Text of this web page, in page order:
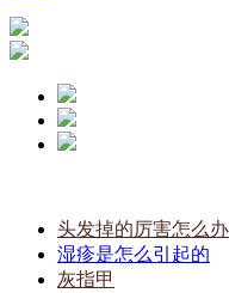
头发掉的厉害怎么办
湿疹是怎么引起的
灰指甲